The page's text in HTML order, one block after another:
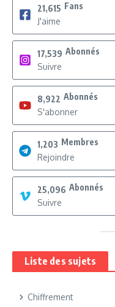
21,615 Fans
J'aime
17,539 Abonnés
Suivre
8,922 Abonnés
S'abonner
1,203 Membres
Rejoindre
25,096 Abonnés
Suivre
Liste des sujets
Chiffrement